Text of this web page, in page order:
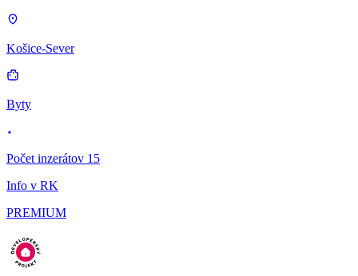
Košice-Sever
Byty
Počet inzerátov 15
Info v RK
PREMIUM